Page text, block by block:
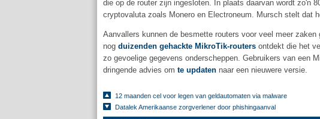
die op de router zijn ingesloten. In plaats daarvan wordt zo'n
cryptovaluta zoals Monero en Electroneum. Mursch stelt dat
Aanvallers kunnen de besmette routers voor veel meer
nog duizenden gehackte MikroTik-routers ontdekt die het
zo gevoelige gegevens onderscheppen. Gebruikers van een
dringende advies om te updaten naar een nieuwere versie.
12 maanden cel voor legen van geldautomaten via malware
Datalek Amerikaanse zorgverlener door phishingaanval